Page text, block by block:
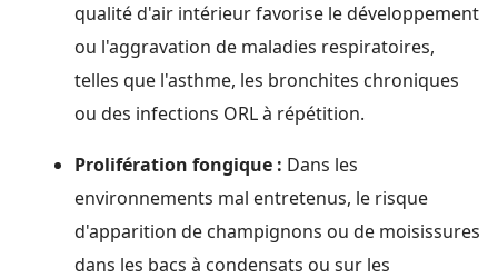
qualité d'air intérieur favorise le développement
ou l'aggravation de maladies respiratoires,
telles que l'asthme, les bronchites chroniques
ou des infections ORL à répétition.
Prolifération fongique : Dans les
environnements mal entretenus, le risque
d'apparition de champignons ou de moisissures
dans les bacs à condensats ou sur les